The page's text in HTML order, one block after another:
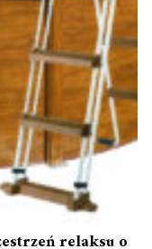
relaksu o